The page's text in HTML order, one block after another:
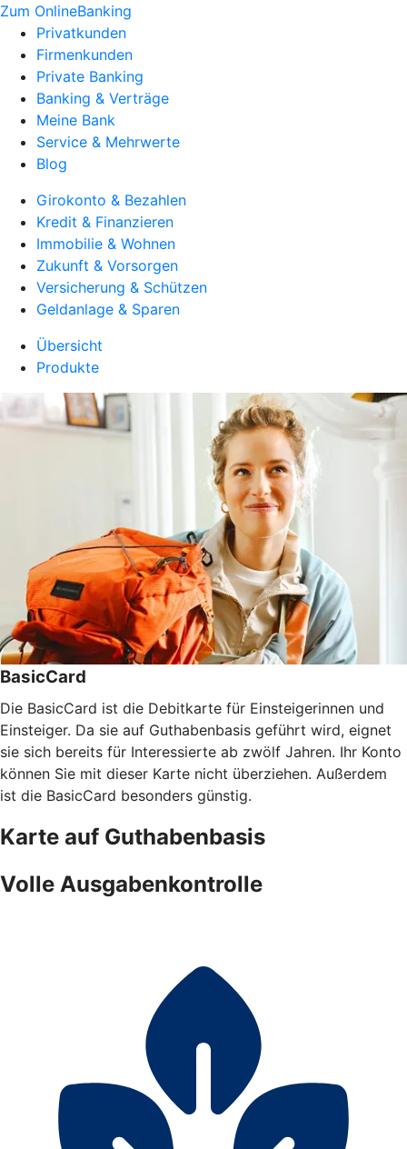
Zum OnlineBanking
Privatkunden
Firmenkunden
Private Banking
Banking & Verträge
Meine Bank
Service & Mehrwerte
Blog
Girokonto & Bezahlen
Kredit & Finanzieren
Immobilie & Wohnen
Zukunft & Vorsorgen
Versicherung & Schützen
Geldanlage & Sparen
Übersicht
Produkte
BasicCard
Die BasicCard ist die Debitkarte für Einsteigerinnen und
Einsteiger. Da sie auf Guthabenbasis geführt wird, eignet
sie sich bereits für Interessierte ab zwölf Jahren. Ihr Konto
können Sie mit dieser Karte nicht überziehen. Außerdem
ist die BasicCard besonders günstig.
Karte auf Guthabenbasis
Volle Ausgabenkontrolle